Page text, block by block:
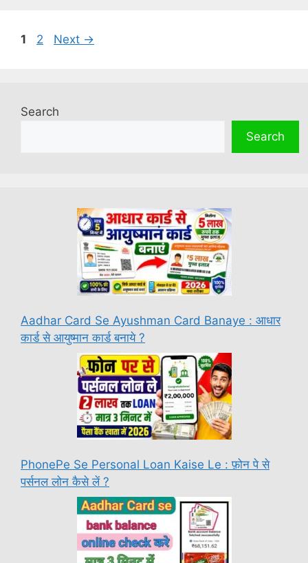
Page
1 Page
2 Next →
Search
Search
Aadhar Card Se Ayushman Card Banaye : आधार
कार्ड से आयुष्मान कार्ड बनाये ?
PhonePe Se Personal Loan Kaise Le : फ़ोन पे से
पर्सनल लोन कैसे लें ?